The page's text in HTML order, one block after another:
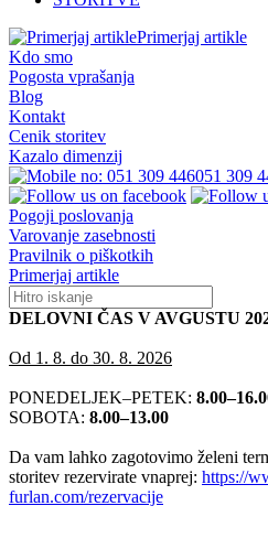
Primerjaj artikle
Kdo smo
Pogosta vprašanja
Blog
Kontakt
Cenik storitev
Kazalo dimenzij
051 309
Pogoji poslovanja
Varovanje zasebnosti
Pravilnik o piškotkih
Primerjaj artikle
DELOVNI ČAS V AVGUSTU
Od 1. 8. do 30. 8. 2026
PONEDELJEK–PETEK:
SOBOTA: 8.00–13.00
Da vam lahko zagotovimo želeni
storitev rezervirate vnaprej: https://
furlan.com/rezervacije